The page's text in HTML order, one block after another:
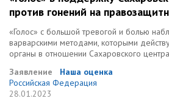
против гонений на
«Голос» с большой тревогой и болью
варварскими методами, которыми
органы в отношении Сахаровского центра
Заявление
Наша оценка
Российская Федерация
28.01.2023